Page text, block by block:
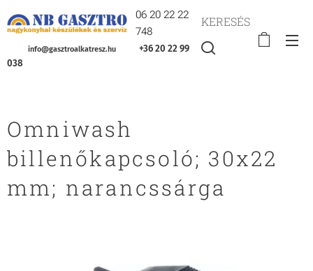
06 20 22 22
748
info@gasztroalkatresz.hu
+36 20 22 99
038
KERESÉS
Omniwash
billenőkapcsoló; 30x22
mm; narancssárga